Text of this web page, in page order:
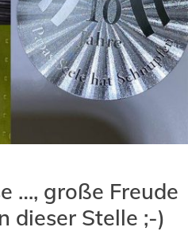
…, große Freude
dieser Stelle ;-)